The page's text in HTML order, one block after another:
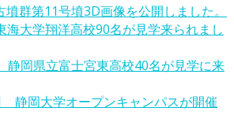
群第11号墳3D画像を公開しました。
大学翔洋高校90名が見学来られまし
岡県立富士宮東高校40名が見学に来
静岡大学オープンキャンパスが開催